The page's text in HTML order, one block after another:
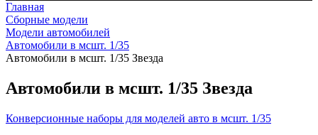
Главная
Сборные модели
Модели автомобилей
Автомобили в мсшт. 1/35
Автомобили в мсшт. 1/35 Звезда
Автомобили в мсшт. 1/35 Звезда
Конверсионные наборы для моделей авто в мсшт. 1/35